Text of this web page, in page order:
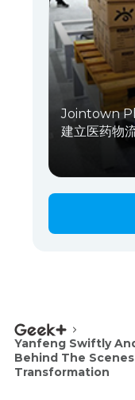
Jointown
建立医药物
Yanfeng Swiftly
Behind The
Transformation